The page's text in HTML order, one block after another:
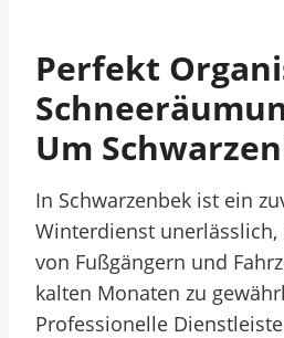
Perfekt
Um
In Schwarzenbek ist ein
Winterdienst
von Fußgängern und
kalten Monaten zu
Professionelle